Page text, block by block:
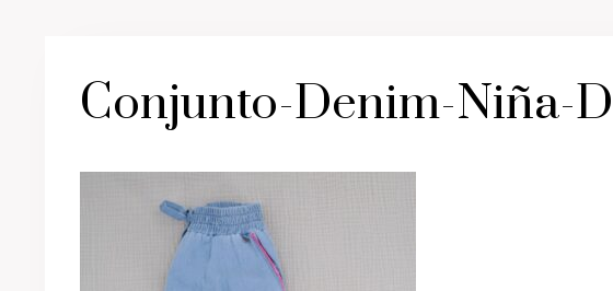
Conjunto-Denim-Niña-